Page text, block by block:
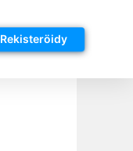
Rekisteröidy